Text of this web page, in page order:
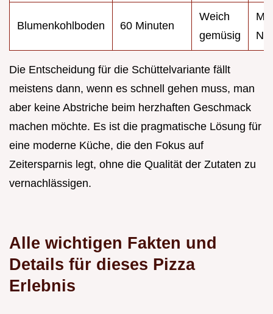
Blumenkohlboden 60 Minuten
Weich
gemüsig
Die Entscheidung für die Schüttelvariante fällt
meistens dann, wenn es schnell gehen muss, man
aber keine Abstriche beim herzhaften Geschmack
machen möchte. Es ist die pragmatische Lösung für
eine moderne Küche, die den Fokus auf
Zeitersparnis legt, ohne die Qualität der Zutaten zu
vernachlässigen.
Alle wichtigen Fakten und
Details für dieses Pizza
Erlebnis